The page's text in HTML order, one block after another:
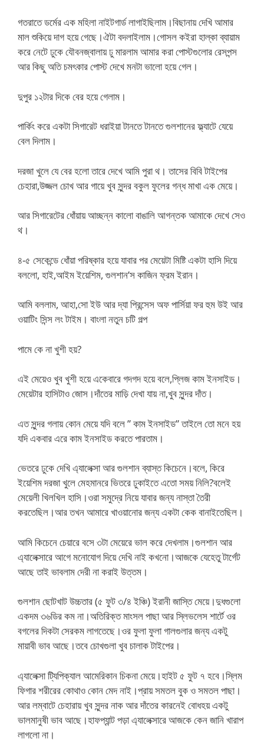
গতরাতে ডর্মের এক মহিলা নাইটগার্ড লাগাইছিলাম।বিছানায় দেখি আমার
মাল শুকিয়ে দাগ হয়ে গেছে।ঐটা বদলাইলাম।গোসল কইরা হাল্কা ব্যায়াম
করে নেটে ঢুকে যৌবনজ্বালায় ঢু মারলাম আমার করা পোস্টগুলোর রেসপন্স
আর কিছু অতি চমৎকার পোস্ট দেখে মনটা ভালো হয়ে গেল।
দুপুর ১২টার দিকে বের হয়ে গেলাম।
পার্কিং করে একটা সিগারেট ধরাইয়া টানতে টানতে গুলশানের ফ্ল্যাটে যেয়ে
বেল দিলাম।
দরজা খুলে যে বের হলো তারে দেখে আমি পুরা থ। তাসের বিবি টাইপের
চেহারা,উজ্জল চোখ আর গায়ে খুব সুন্দর বকুল ফুলের গন্ধ মাখা এক মেয়ে।
আর সিগারেটের ধোঁয়ায় আচ্ছন্ন কালো বাঙালি আগন্তক আমাকে দেখে সেও
থ।
৪-৫ সেকেন্ডে ধোঁয়া পরিষ্কার হয়ে যাবার পর মেয়েটা মিষ্টি একটা হাসি দিয়ে
বললো, হাই,আইম ইয়েশিম, গুলশান’স কাজিন ফ্রম ইরান।
আমি বললাম, আহা,সো ইউ আর দ্যা প্রিন্সেস অফ পার্সিয়া ফর হুম উই আর
ওয়াটিং সিন্স লং টাইম। বাংলা নতুন চটি গল্প
পামে কে না খুশী হয়?
এই মেয়েও খুব খুশী হয়ে একেবারে গদগদ হয়ে বলে,প্লিজ কাম ইনসাইড।
মেয়েটার হাসিটাও জোস।দাঁতের মাড়ি দেখা যায় না,খুব সুন্দর দাঁত।
এত সুন্দর গলায় কোন মেয়ে যদি বলে ” কাম ইনসাইড” তাইলে তো মনে হয়
যদি একবার এরে কাম ইনসাইড করতে পারতাম।
ভেতরে ঢুকে দেখি এ্যালেক্সা আর গুলশান ব্যাস্ত কিচেনে।বলে, কিরে
ইয়েশিম দরজা খুলে মেহমানরে ভিতরে ঢুকাইতে এতো সময় নিলি?বলেই
মেয়েলী খিলখিল হাসি।ওরা সমুদ্রে নিয়ে যাবার জন্য নাস্তা তৈরী
করতেছিল।আর তখন আমারে খাওয়ানোর জন্য একটা কেক বানাইতেছিল।
আমি কিচেনে চেয়ারে বসে ৩টা মেয়েরে ভাল করে দেখলাম।গুলশান আর
এ্যালেক্সারে আগে মনোযোগ দিয়ে দেখি নাই কখনো।আজকে যেহেতু টার্গেট
আছে তাই ভাবলাম দেরী না করাই উত্তম।
গুলশান ছোটখাট উচ্চতার (৫ ফুট ৩/৪ ইঞ্চি) ইরানী জাস্তি মেয়ে।দুধগুলো
একদম ৩৬ডির কম না।অতিরিক্ত মাংসল পাছা আর স্লিভলেস শার্টে ওর
বগলের দিকটা সেরকম লাগতেছে।ওর ফুলা ফুলা গালগুলার জন্য একটু
মায়াবী ভাব আছে।তবে চোখগুলা খুব চালাক টাইপের।
এ্যালেক্সা ট্যিপিক্যাল আমেরিকান চিকনা মেয়ে।হাইট ৫ ফুট ৭ হবে।স্লিম
ফিগার শরীরের কোথাও কোন মেদ নাই।প্রায় সমতল বুক ও সমতল পাছা।
আর লম্বাটে চেহারায় খুব সুন্দর নাক আর দাঁতের কারনেই বোধহয় একটু
ভালমানুষী ভাব আছে।হাফপ্যান্ট পড়া এ্যালেক্সারে আজকে কেন জানি খারাপ
লাগলো না।